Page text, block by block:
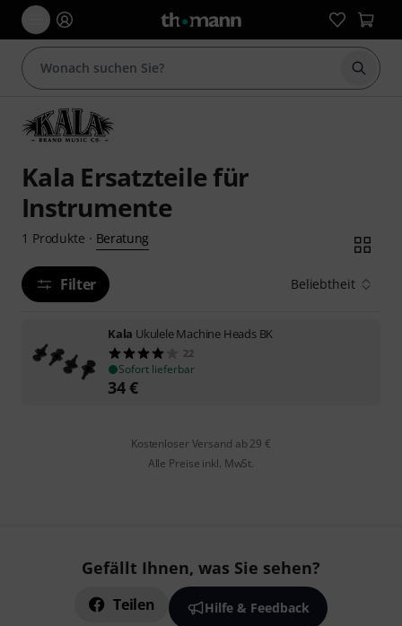
Suche
Kala Ersatzteile für
Instrumente
1 Produkte · Beratung
Filter Beliebtheit
Kala Ukulele Machine Heads BK
22
Sofort lieferbar
34€
Kostenloser Versand ab 29 €
Alle Preise inkl. MwSt.
Gefällt Ihnen, was Sie sehen?
Teilen Hilfe & Feedback